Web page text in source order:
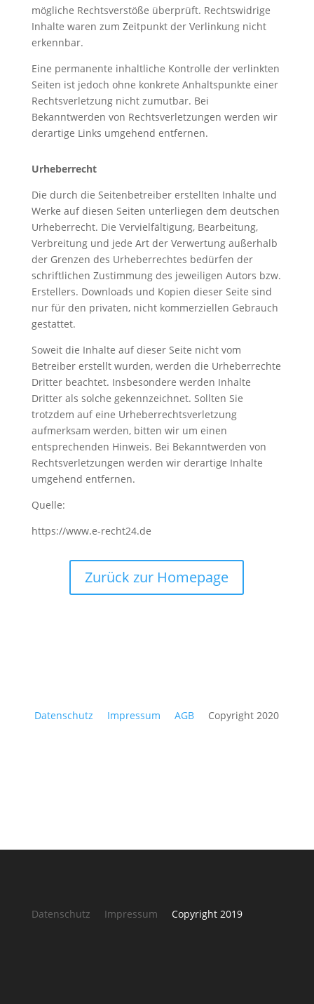
mögliche Rechtsverstöße überprüft. Rechtswidrige
Inhalte waren zum Zeitpunkt der Verlinkung nicht
erkennbar.
Eine permanente inhaltliche Kontrolle der verlinkten
Seiten ist jedoch ohne konkrete Anhaltspunkte einer
Rechtsverletzung nicht zumutbar. Bei
Bekanntwerden von Rechtsverletzungen werden wir
derartige Links umgehend entfernen.
Urheberrecht
Die durch die Seitenbetreiber erstellten Inhalte und
Werke auf diesen Seiten unterliegen dem deutschen
Urheberrecht. Die Vervielfältigung, Bearbeitung,
Verbreitung und jede Art der Verwertung außerhalb
der Grenzen des Urheberrechtes bedürfen der
schriftlichen Zustimmung des jeweiligen Autors bzw.
Erstellers. Downloads und Kopien dieser Seite sind
nur für den privaten, nicht kommerziellen Gebrauch
gestattet.
Soweit die Inhalte auf dieser Seite nicht vom
Betreiber erstellt wurden, werden die Urheberrechte
Dritter beachtet. Insbesondere werden Inhalte
Dritter als solche gekennzeichnet. Sollten Sie
trotzdem auf eine Urheberrechtsverletzung
aufmerksam werden, bitten wir um einen
entsprechenden Hinweis. Bei Bekanntwerden von
Rechtsverletzungen werden wir derartige Inhalte
umgehend entfernen.
Quelle:
https://www.e-recht24.de
Zurück zur Homepage
Datenschutz Impressum AGB Copyright 2020
Datenschutz Impressum Copyright 2019